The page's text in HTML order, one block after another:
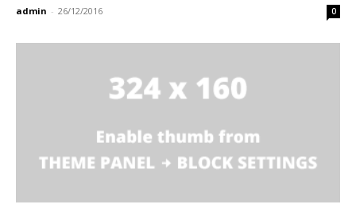
admin - 26/12/2016 0